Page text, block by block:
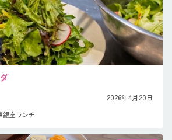
2026年4月20日
銀座ランチ